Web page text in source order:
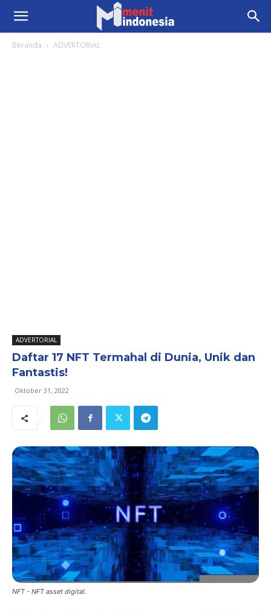
Beranda ADVERTORIAL
ADVERTORIAL
Daftar 17 NFT Termahal di Dunia, Unik dan
Fantastis!
Oktober 31, 2022
NFT - NFT asset digital.